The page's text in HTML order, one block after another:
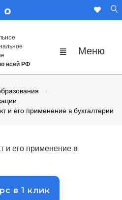
всей РФ
и его применение в бухгалтерии
и его применение в
в 1 клик